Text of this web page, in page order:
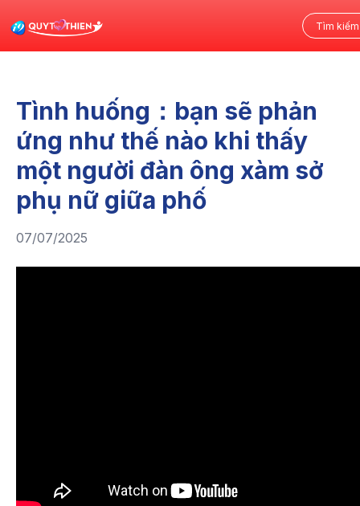
Tình huống：bạn sẽ phản
ứng như thế nào khi thấy
một người đàn ông xàm sở
phụ nữ giữa phố
07/07/2025